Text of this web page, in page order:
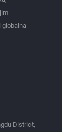
globalna
District,